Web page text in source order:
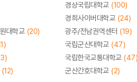
경상국립대학교 (100)
경희사이버대학교 (24)
대학교 (20) 광주/전남권역센터 (19)
국립군산대학교 (47)
국립한국교통대학교 (47)
(12) 군산간호대학교 (2)